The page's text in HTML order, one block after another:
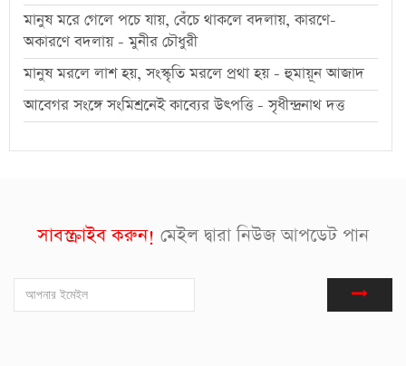
মানুষ মরে গেলে পচে যায়, বেঁচে থাকলে বদলায়, কারণে-
অকারণে বদলায় - মুনীর চৌধুরী
মানুষ মরলে লাশ হয়, সংস্কৃতি মরলে প্রথা হয় - হুমায়ূন আজাদ
আবেগর সংঙ্গে সংমিশ্রনেই কাব্যের উৎপত্তি - সৃধীন্দ্রনাথ দত্ত
সাবস্ক্রাইব করুন! মেইল দ্বারা নিউজ আপডেট পান